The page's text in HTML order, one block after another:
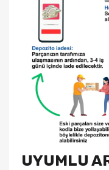
UYUMLU